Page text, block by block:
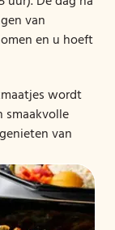
van
en u hoeft
wordt
smaakvolle
van